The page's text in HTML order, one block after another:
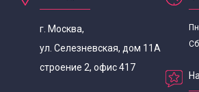
Экскурсии для школьников
Экскурсии для школьников в
г. Москва,
ул. Селезневская, дом 11А
строение 2, офис 417